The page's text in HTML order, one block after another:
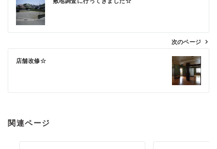
稿
ナ
ゲ
シ
ン
次のページ
店舗改修☆
関連ページ